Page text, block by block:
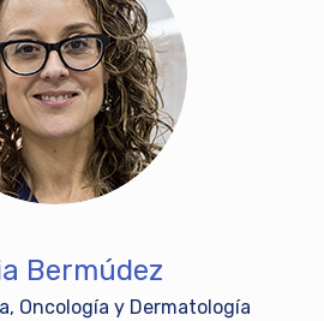
Bermúdez
Oncología y Dermatología